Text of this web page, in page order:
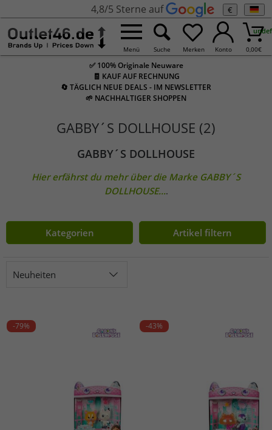
4,8/5 Sterne auf €
Menü Suche Merken Konto 0,00€
✅ 100% Originale Neuware
🧾 KAUF AUF RECHNUNG
🔄 TÄGLICH NEUE DEALS - IM NEWSLETTER
🌱 NACHHALTIGER SHOPPEN
GABBY´S DOLLHOUSE (2)
GABBY´S DOLLHOUSE
Hier erfährst du mehr über die Marke GABBY´S
DOLLHOUSE....
Kategorien Artikel filtern
Neuheiten
-79% -43%